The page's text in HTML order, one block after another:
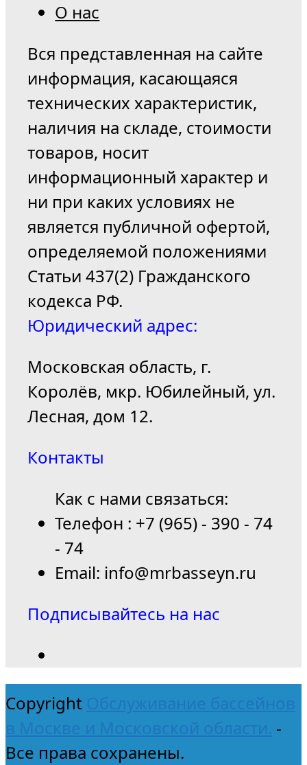
О нас
Вся представленная на сайте
информация, касающаяся
технических характеристик,
наличия на складе, стоимости
товаров, носит
информационный характер и
ни при каких условиях не
является публичной офертой,
определяемой положениями
Статьи 437(2) Гражданского
кодекса РФ.
Юридический адрес:
Московская область, г.
Королёв, мкр. Юбилейный, ул.
Лесная, дом 12.
Контакты
Как с нами связаться:
Телефон : +7 (965) - 390 - 74
- 74
Email: info@mrbasseyn.ru
Подписывайтесь на нас
Copyright Обслуживание бассейнов
в Москве и Московской области. -
Все права сохранены.